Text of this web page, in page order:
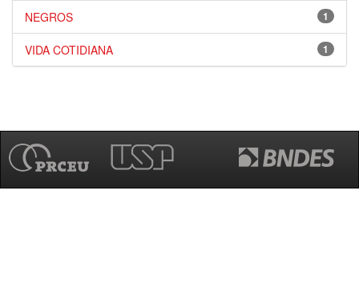
1
NEGROS
1
VIDA COTIDIANA